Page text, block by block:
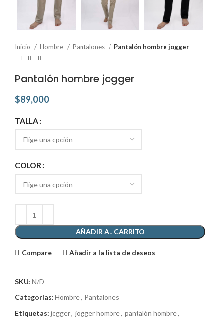
Inicio Hombre Pantalones Pantalón hombre jogger
Pantalón hombre jogger
$89,000
TALLA
COLOR
AÑADIR AL CARRITO
Compare Añadir a la lista de deseos
SKU: N/D
Categorías: Hombre, Pantalones
Etiquetas: jogger, jogger hombre, pantalòn hombre,